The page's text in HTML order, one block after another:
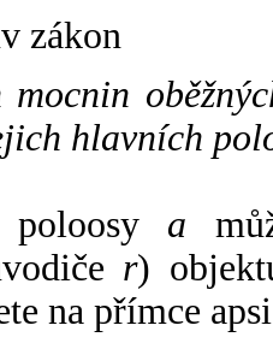
zákon
mocnin
hlavních
a
r)
na přímce